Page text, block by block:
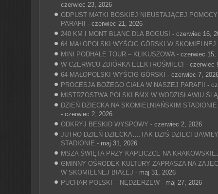
czerwiec 23, 2026
ODPUST MATKI BOSKIEJ NIEUSTAJĄCEJ
PARAFII
- czerwiec 21, 2026
240 KM I MONT BLANC DLA BOGUSI - czerwiec 16,
64 MAŁOPOLSKI WYŚCIG GÓRSKI W SKOMIELNEJ
MINI PODHALE TOUR – KLIKUSZOWA- czerwiec 15,
W CZERWCU ZBIÓRKA ELEKTROŚMIECI - czerwiec
64 MAŁOPOLSKI WYŚCIG GÓRSKI - czerwiec 7,
PROCESJA BOŻEGO CIAŁA W NASZEJ PARAFII
-
MISTRZOSTWA POLSKI BMX W WODZISŁAWIU
DZIEŃ DZIECKA NA SKOMIELNIAŃSKIM
- czerwiec 2, 2026
ODKRYJ BESKID WYSPOWY - czerwiec 2, 2026
JUTRO DZIEŃ DZIECKA….TAK DZIŚ DZIECI
STADIONIE - maj 31, 2026
MSZA ŚWIĘTA PRZY KAPLICZCE NA
GMINNY OŚRODEK KULTURY ZAPRASZA NA
W SKOMIELNEJ BIAŁEJ - maj 31, 2026
PUCHAR POLSKI – NĘDZERZEW- maj 27, 2026